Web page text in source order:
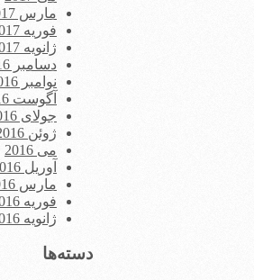
مارس 2017
فوریه 2017
ژانویه 2017
دسامبر 2016
نوامبر 2016
آگوست 2016
جولای 2016
ژوئن 2016
می 2016
آوریل 2016
مارس 2016
فوریه 2016
ژانویه 2016
دسته‌ها